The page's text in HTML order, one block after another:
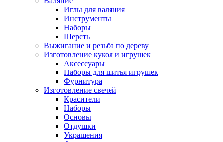
Иглы для валяния
Инструменты
Наборы
Шерсть
Выжигание и резьба по дереву
Изготовление кукол и игрушек
Аксессуары
Наборы для шитья игрушек
Фурнитура
Изготовление свечей
Красители
Наборы
Основы
Отдушки
Украшения